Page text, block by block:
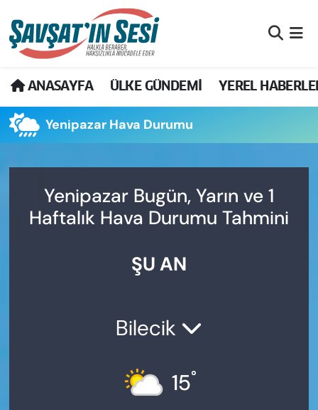
ANASAYFA ÜLKE GÜNDEMİ YEREL
Yenipazar Hava Durumu
Yenipazar Bugün, Yarın ve 1
Haftalık Hava Durumu Tahmini
ŞU AN
Bilecik
15°
Artvin Nöbetçi Eczaneler
Artvin Hava Durumu
Artvin Namaz Vakitleri
Puan Durumu ve Fikstür
Son Dakika Haberleri